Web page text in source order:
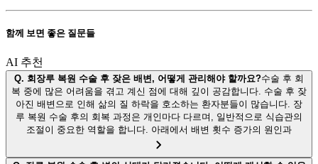
함께 보면 좋은 질문들
AI 추천
Q. 회장루 복원 수술 후 잦은 배변, 어떻게 관리해야 할까요?수술 후 회
복 중에 많은 어려움을 겪고 계신 점에 대해 깊이 공감합니다. 수술 후 잦
아진 배변으로 인해 삶의 질 하락을 호소하는 환자분들이 많습니다. 장
루 복원 수술 후의 회복 과정은 개인마다 다르며, 일반적으로 식습관의
조절이 중요한 역할을 합니다. 아래에서 배변 횟수 증가의 원인과